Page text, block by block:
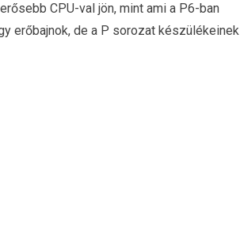
CPU-val jön, mint ami a P6-ban
erőbajnok, de a P sorozat készülékeinek